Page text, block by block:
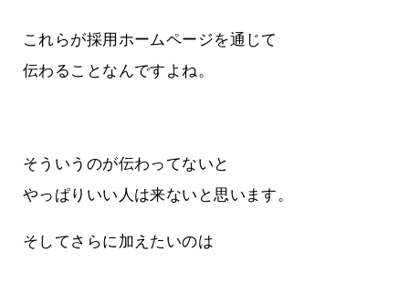
これらが採用ホームページを通じて
伝わることなんですよね。
そういうのが伝わってないと
やっぱりいい人は来ないと思います。
そしてさらに加えたいのは